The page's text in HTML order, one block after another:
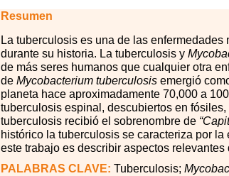
Resumen
La tuberculosis es una de las
durante su historia. La tuberculosis y
de más seres humanos que cualquier otra
de Mycobacterium tuberculosis emergió
planeta hace aproximadamente 70,000 a
tuberculosis espinal, descubiertos en
tuberculosis recibió el sobrenombre de
histórico la tuberculosis se caracteriza por
este trabajo es describir aspectos
PALABRAS CLAVE: Tuberculosis;